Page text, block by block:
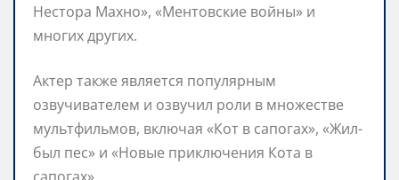
Нестора Махно», «Ментовские войны» и
многих других.
Актер также является популярным
озвучивателем и озвучил роли в множестве
мультфильмов, включая «Кот в сапогах», «Жил-
был пес» и «Новые приключения Кота в